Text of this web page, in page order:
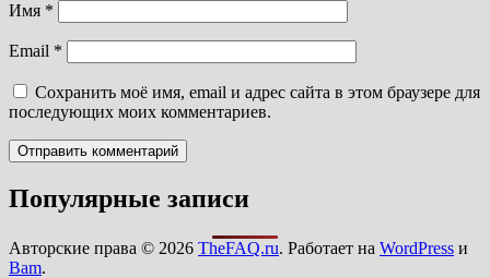
Имя *
Email *
Сохранить моё имя, email и адрес сайта в этом браузере для
последующих моих комментариев.
Популярные записи
Авторские права © 2026 TheFAQ.ru. Работает на WordPress и
Bam.